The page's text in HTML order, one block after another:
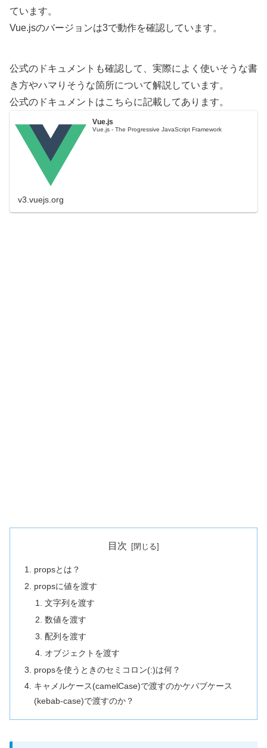
ています。
Vue.jsのバージョンは3で動作を確認しています。
公式のドキュメントも確認して、実際によく使いそうな書
き方やハマりそうな箇所について解説しています。
公式のドキュメントはこちらに記載してあります。
Vue.js
Vue.js - The Progressive JavaScript Framework
v3.vuejs.org
目次
propsとは？
propsに値を渡す
文字列を渡す
数値を渡す
配列を渡す
オブジェクトを渡す
propsを使うときのセミコロン(:)は何？
キャメルケース(camelCase)で渡すのかケバブケース
(kebab-case)で渡すのか？